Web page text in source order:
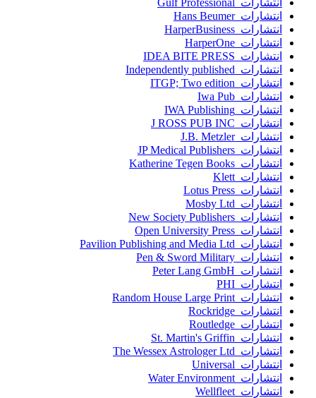
انتشارات Gulf Professional
انتشارات Hans Beumer
انتشارات HarperBusiness
انتشارات HarperOne
انتشارات IDEA BITE PRESS
انتشارات Independently published
انتشارات ITGP; Two edition
انتشارات Iwa Pub
انتشارات IWA Publishing
انتشارات J ROSS PUB INC
انتشارات J.B. Metzler
انتشارات JP Medical Publishers
انتشارات Katherine Tegen Books
انتشارات Klett
انتشارات Lotus Press
انتشارات Mosby Ltd
انتشارات New Society Publishers
انتشارات Open University Press
انتشارات Pavilion Publishing and Media Ltd
انتشارات Pen & Sword Military
انتشارات Peter Lang GmbH
انتشارات PHI
انتشارات Random House Large Print
انتشارات Rockridge
انتشارات Routledge
انتشارات St. Martin's Griffin
انتشارات The Wessex Astrologer Ltd
انتشارات Universal
انتشارات Water Environment
انتشارات Wellfleet